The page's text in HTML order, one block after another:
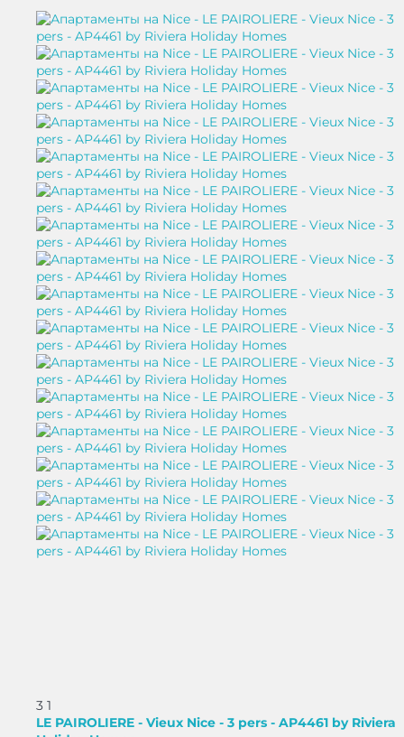
3 1
LE PAIROLIERE - Vieux Nice - 3 pers - AP4461 by Riviera